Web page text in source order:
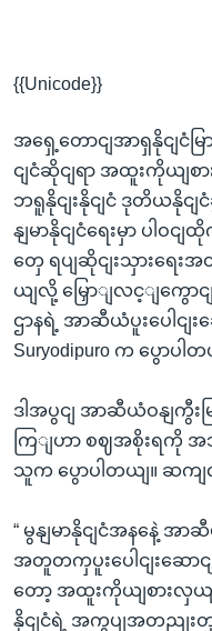
{{Unicode}}
အရှေ့တောငျအာရှနိုငျငံမြ
ငျငံဆိုငျရာ အထူးကိုယျ
ဘရူနိုငျးနိုငျငံ ဒုတိယနိုငျငံ
နျမာနိုငျငံရေးမှာ ပါဝ
တှေ ရပျဆိုငျးသှားရေး
ယျလို့ မြှောျလင့ျကွောငျး
ဌာနရဲ့ အာဆီယံပူးပေါငျး
Suryodipuro က ပွောပါတ
ဒါအပွငျ အာဆီယံဝနျကွီး
ကြျဟာ စဈအစိုးရကို
သူက ပွောပါတယျ။ ဆကျလ
“ မွနျမာနိုငျငံအနနေဲ့ အ
အတူတကှပူးပေါငျးဆော
တော့ အထူးကိုယျစားလှယျရဲ့
နိုငျငံရဲ့ အကွပျအတညျး